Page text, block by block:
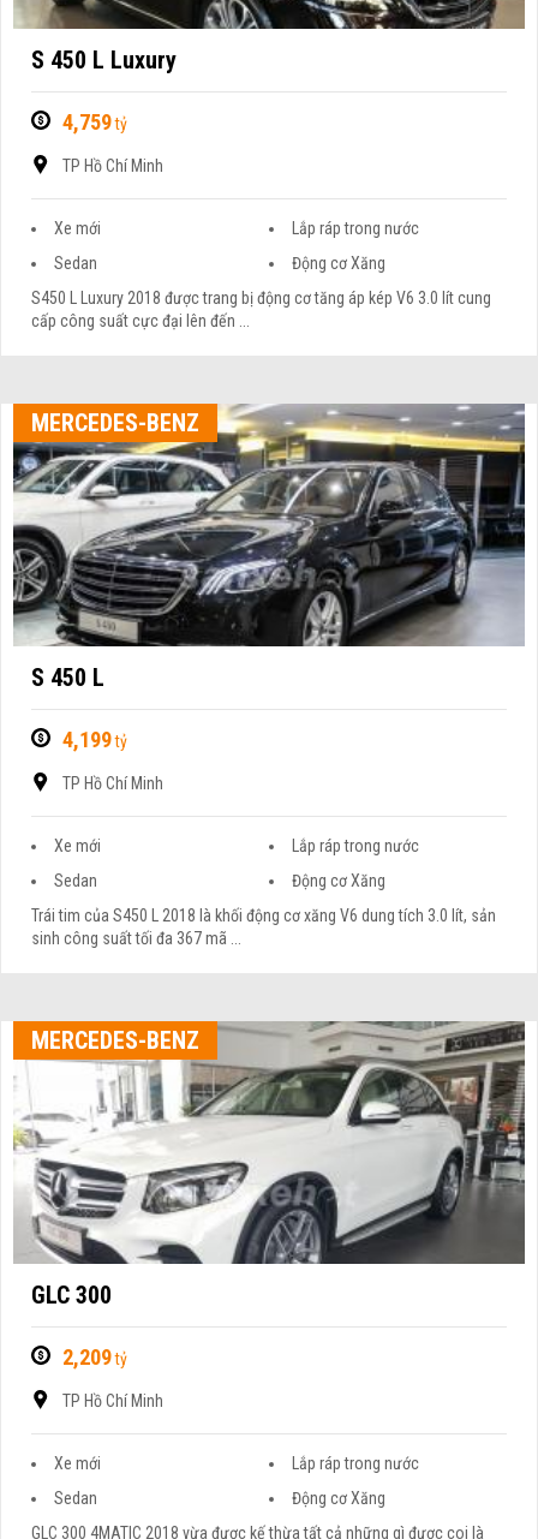
S 450 L Luxury
4,759tỷ
TP Hồ Chí Minh
Xe mới
Lắp ráp trong nước
Sedan
Động cơ Xăng
S450 L Luxury 2018 được trang bị động cơ tăng áp kép V6 3.0 lít cung
cấp công suất cực đại lên đến ...
MERCEDES-BENZ
S 450 L
4,199tỷ
TP Hồ Chí Minh
Xe mới
Lắp ráp trong nước
Sedan
Động cơ Xăng
Trái tim của S450 L 2018 là khối động cơ xăng V6 dung tích 3.0 lít, sản
sinh công suất tối đa 367 mã ...
MERCEDES-BENZ
GLC 300
2,209tỷ
TP Hồ Chí Minh
Xe mới
Lắp ráp trong nước
Sedan
Động cơ Xăng
GLC 300 4MATIC 2018 vừa được kế thừa tất cả những gì được coi là